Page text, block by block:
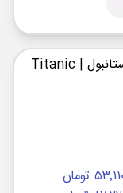
| Titanic
تومان